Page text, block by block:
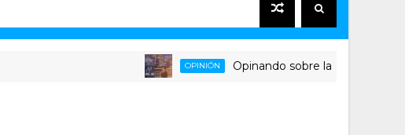
OPINIÓN Opinando sobre la triste despedida